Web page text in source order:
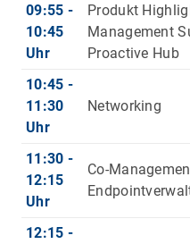
09:55 -
10:45
Uhr
Produkt
Management
Proactive Hub
10:45 -
11:30
Uhr
Networking
11:30 -
12:15
Uhr
Co-
12:15 -